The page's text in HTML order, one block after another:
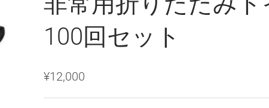
100回セット
¥12,000